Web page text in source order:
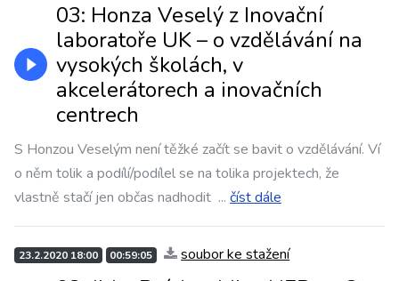
03: Honza Veselý z Inovační
laboratoře UK – o vzdělávání na
vysokých školách, v
akcelerátorech a inovačních
centrech
S Honzou Veselým není těžké začít se bavit o vzdělávání. Ví
o něm tolik a podílí/podílel se na tolika projektech, že
vlastně stačí jen občas nadhodit ... číst dále
23.2.2020 18:00 00:59:05 soubor ke stažení